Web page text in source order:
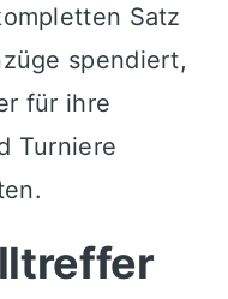
Satz
spendiert,
für ihre
Turniere